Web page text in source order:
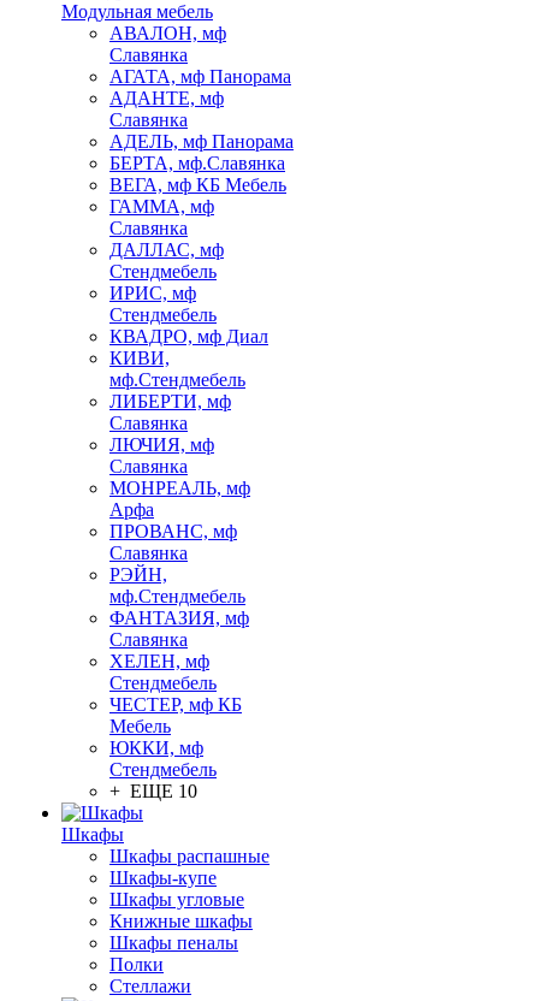
Модульная мебель
АВАЛОН, мф
Славянка
АГАТА, мф Панорама
АДАНТЕ, мф
Славянка
АДЕЛЬ, мф Панорама
БЕРТА, мф.Славянка
ВЕГА, мф КБ Мебель
ГАММА, мф
Славянка
ДАЛЛАС, мф
Стендмебель
ИРИС, мф
Стендмебель
КВАДРО, мф Диал
КИВИ,
мф.Стендмебель
ЛИБЕРТИ, мф
Славянка
ЛЮЧИЯ, мф
Славянка
МОНРЕАЛЬ, мф
Арфа
ПРОВАНС, мф
Славянка
РЭЙН,
мф.Стендмебель
ФАНТАЗИЯ, мф
Славянка
ХЕЛЕН, мф
Стендмебель
ЧЕСТЕР, мф КБ
Мебель
ЮККИ, мф
Стендмебель
+ ЕЩЕ 10
Шкафы
Шкафы распашные
Шкафы-купе
Шкафы угловые
Книжные шкафы
Шкафы пеналы
Полки
Стеллажи